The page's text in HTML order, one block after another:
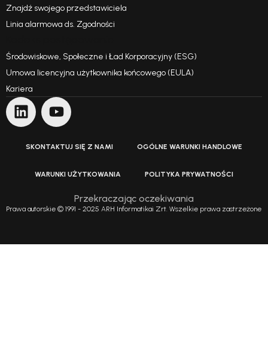
Znajdź swojego przedstawiciela
Linia alarmowa ds. Zgodności
Środowiskowe, Społeczne i Ład Korporacyjny (ESG)
Umowa licencyjna użytkownika końcowego (EULA)
Kariera
SKONTAKTUJ SIĘ Z NAMI OGÓLNE WARUNKI HANDLOWE
WARUNKI UŻYTKOWANIA POLITYKA PRYWATNOŚCI
Przekraczając oczekiwania
Prawa autorskie © 1991 - 2025 ARH Informatikai Zrt. Wszelkie prawa zastrzeżone